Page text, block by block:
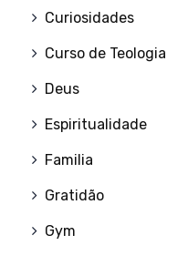
Curiosidades
Curso de Teologia
Deus
Espiritualidade
Familia
Gratidão
Gym